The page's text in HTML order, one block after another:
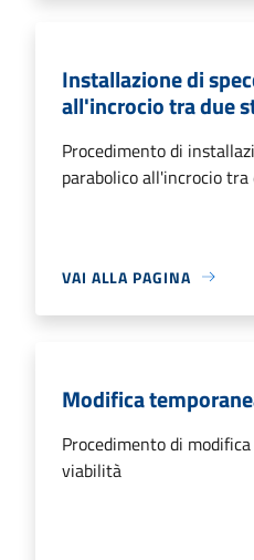
Installazione di
all'incrocio tra due
Procedimento di
parabolico all'incrocio
VAI ALLA PAGINA
Modifica
Procedimento di
viabilità